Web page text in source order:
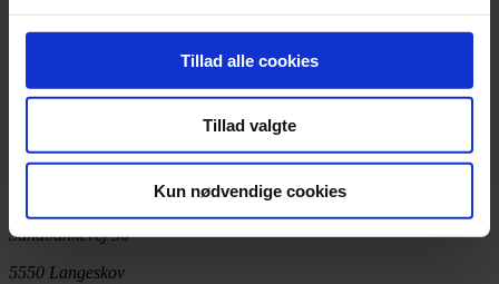
Tillad alle cookies
Tillad valgte
Kun nødvendige cookies
Saltkar – kirsebær
159,00kr. Tilføj til kurv
Sandbankevej 56
5550 Langeskov